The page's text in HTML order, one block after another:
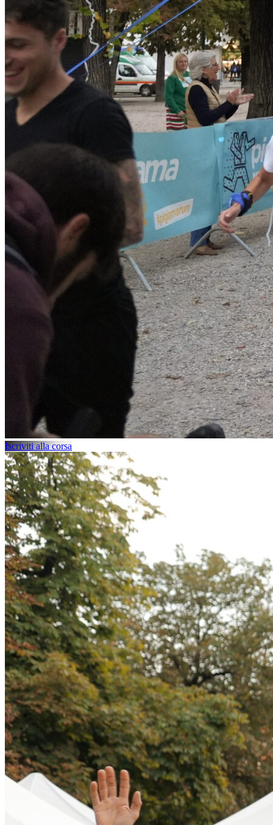
Iscriviti alla corsa